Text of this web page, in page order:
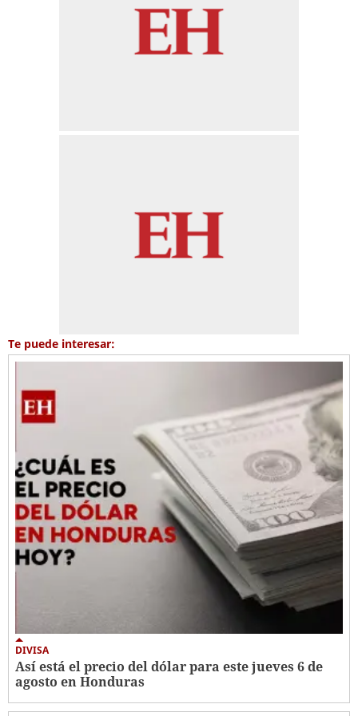
Te puede interesar:
DIVISA
Así está el precio del dólar para este jueves 6 de
agosto en Honduras